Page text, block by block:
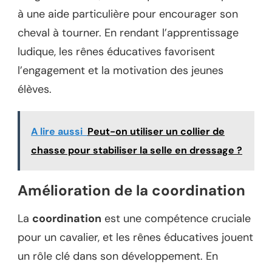
à une aide particulière pour encourager son
cheval à tourner. En rendant l’apprentissage
ludique, les rênes éducatives favorisent
l’engagement et la motivation des jeunes
élèves.
A lire aussi Peut-on utiliser un collier de
chasse pour stabiliser la selle en dressage ?
Amélioration de la coordination
La coordination est une compétence cruciale
pour un cavalier, et les rênes éducatives jouent
un rôle clé dans son développement. En